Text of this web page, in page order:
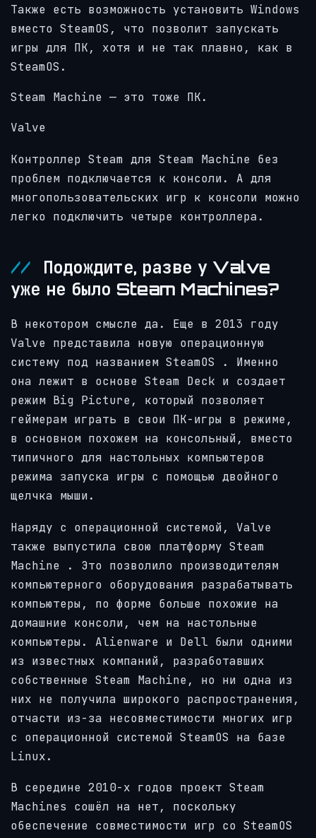
Также есть возможность установить Windows
вместо SteamOS, что позволит запускать
игры для ПК, хотя и не так плавно, как в
SteamOS.
Steam Machine — это тоже ПК.
Valve
Контроллер Steam для Steam Machine без
проблем подключается к консоли. А для
многопользовательских игр к консоли можно
легко подключить четыре контроллера.
Подождите, разве у Valve
уже не было Steam Machines?
В некотором смысле да. Еще в 2013 году
Valve представила новую операционную
систему под названием SteamOS . Именно
она лежит в основе Steam Deck и создает
режим Big Picture, который позволяет
геймерам играть в свои ПК-игры в режиме,
в основном похожем на консольный, вместо
типичного для настольных компьютеров
режима запуска игры с помощью двойного
щелчка мыши.
Наряду с операционной системой, Valve
также выпустила свою платформу Steam
Machine . Это позволило производителям
компьютерного оборудования разрабатывать
компьютеры, по форме больше похожие на
домашние консоли, чем на настольные
компьютеры. Alienware и Dell были одними
из известных компаний, разработавших
собственные Steam Machine, но ни одна из
них не получила широкого распространения,
отчасти из-за несовместимости многих игр
с операционной системой SteamOS на базе
Linux.
В середине 2010-х годов проект Steam
Machines сошёл на нет, поскольку
обеспечение совместимости игр со SteamOS